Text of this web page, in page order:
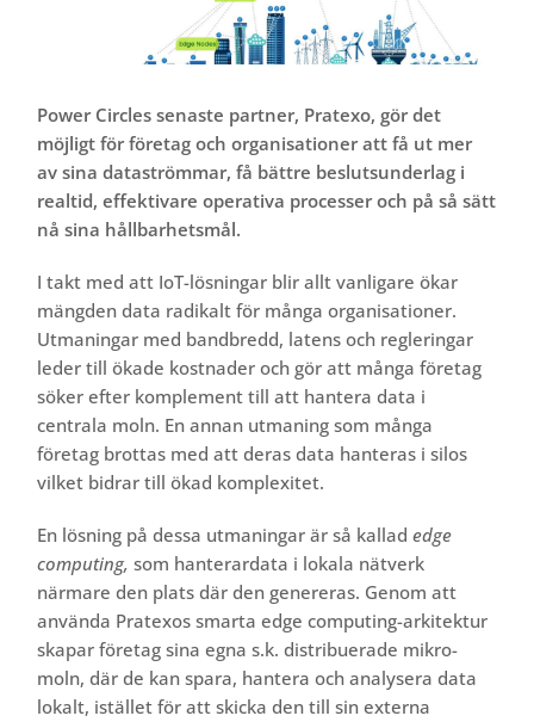
Power Circles senaste partner, Pratexo, gör det
möjligt för företag och organisationer att få ut mer
av sina dataströmmar, få bättre beslutsunderlag i
realtid, effektivare operativa processer och på så sätt
nå sina hållbarhetsmål.
I takt med att IoT-lösningar blir allt vanligare ökar
mängden data radikalt för många organisationer.
Utmaningar med bandbredd, latens och regleringar
leder till ökade kostnader och gör att många företag
söker efter komplement till att hantera data i
centrala moln. En annan utmaning som många
företag brottas med att deras data hanteras i silos
vilket bidrar till ökad komplexitet.
En lösning på dessa utmaningar är så kalladedge
computing,som hanterardata i lokala nätverk
närmare den plats där den genereras. Genom att
använda Pratexos smarta edge computing-arkitektur
skapar företag sina egna s.k. distribuerade mikro-
moln, där de kan spara, hantera och analysera data
lokalt, istället för att skicka den till sin externa